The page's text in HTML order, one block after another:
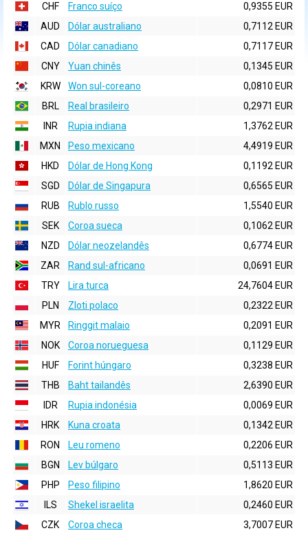
CHF
Franco suíço
0,9355 EUR
AUD
Dólar australiano
0,7112 EUR
CAD
Dólar canadiano
0,7117 EUR
CNY
Yuan chinês
0,1345 EUR
KRW
Won sul-coreano
0,0810 EUR
BRL
Real brasileiro
0,2971 EUR
INR
Rupia indiana
1,3762 EUR
MXN
Peso mexicano
4,4919 EUR
HKD
Dólar de Hong Kong
0,1192 EUR
SGD
Dólar de Singapura
0,6565 EUR
RUB
Rublo russo
1,5540 EUR
SEK
Coroa sueca
0,1062 EUR
NZD
Dólar neozelandês
0,6774 EUR
ZAR
Rand sul-africano
0,0691 EUR
TRY
Lira turca
24,7604 EUR
PLN
Zloti polaco
0,2322 EUR
MYR
Ringgit malaio
0,2091 EUR
NOK
Coroa norueguesa
0,1129 EUR
HUF
Forint húngaro
0,3238 EUR
THB
Baht tailandês
2,6390 EUR
IDR
Rupia indonésia
0,0069 EUR
HRK
Kuna croata
0,1342 EUR
RON
Leu romeno
0,2206 EUR
BGN
Lev búlgaro
0,5113 EUR
PHP
Peso filipino
1,8620 EUR
ILS
Shekel israelita
0,2460 EUR
CZK
Coroa checa
3,7007 EUR